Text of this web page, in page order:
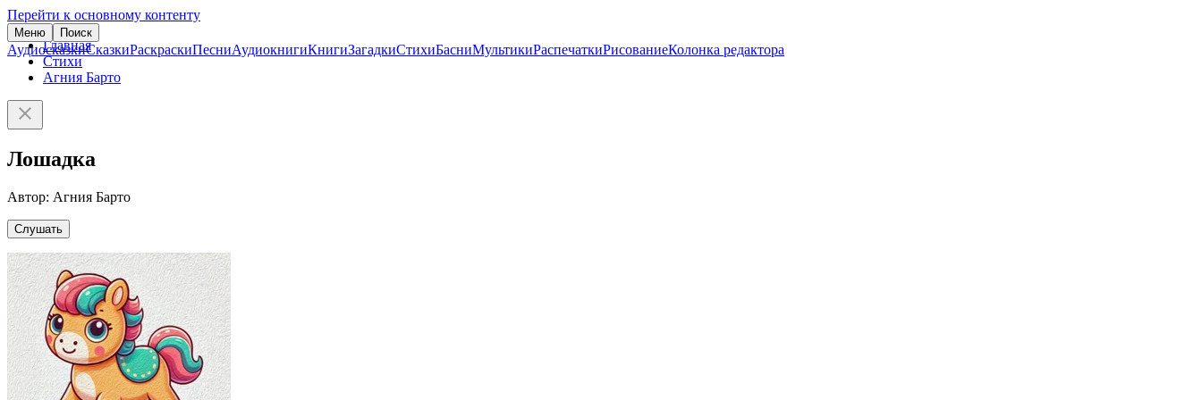
Перейти к основному контенту
Меню Поиск
АудиосказкиСказкиРаскраскиПесниАудиокнигиКнигиЗагадкиСтихиБасниМультикиРаспечаткиРисованиеКолонка редактора
Главная
Стихи
Агния Барто
Лошадка
Автор: Агния Барто
Слушать